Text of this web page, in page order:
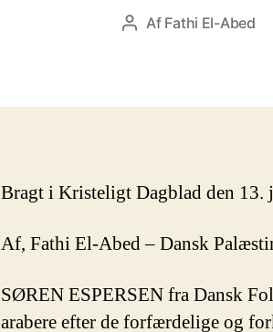
Indlægsforfatter
Af Fathi El-Abed
Bragt i Kristeligt Dagblad den 13.
Af, Fathi El-Abed – Dansk
SØREN ESPERSEN fra Dansk
arabere efter de forfærdelige og